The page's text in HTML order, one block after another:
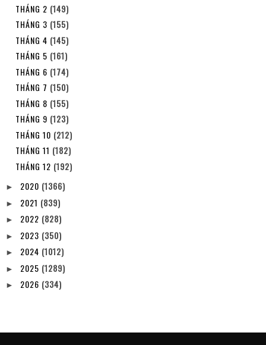
THÁNG 2 (149)
THÁNG 3 (155)
THÁNG 4 (145)
THÁNG 5 (161)
THÁNG 6 (174)
THÁNG 7 (150)
THÁNG 8 (155)
THÁNG 9 (123)
THÁNG 10 (212)
THÁNG 11 (182)
THÁNG 12 (192)
► 2020 (1366)
► 2021 (839)
► 2022 (828)
► 2023 (350)
► 2024 (1012)
► 2025 (1289)
► 2026 (334)